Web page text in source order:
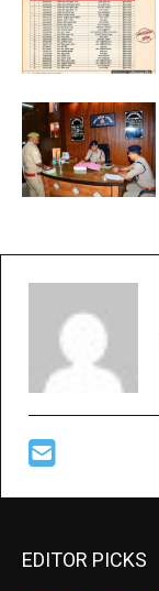
EDITOR PICKS